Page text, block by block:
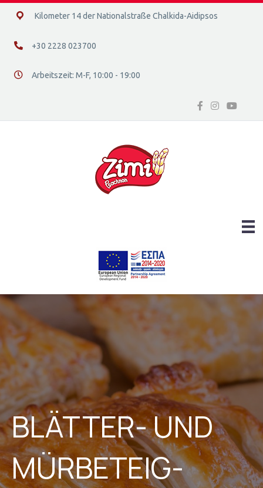
14ο χλμ. Ε.Ο. Χαλκίδας – Αιδηψού, 34400
Kilometer 14 der Nationalstraße Chalkida-Aidipsos
+30 2228 023700
+30 2228 023700
Διεύθυνση οδός 16, Ελλάδα
Arbeitszeit: Μ-F, 10:00 - 19:00
BLÄTTER- UND
MÜRBETEIG-